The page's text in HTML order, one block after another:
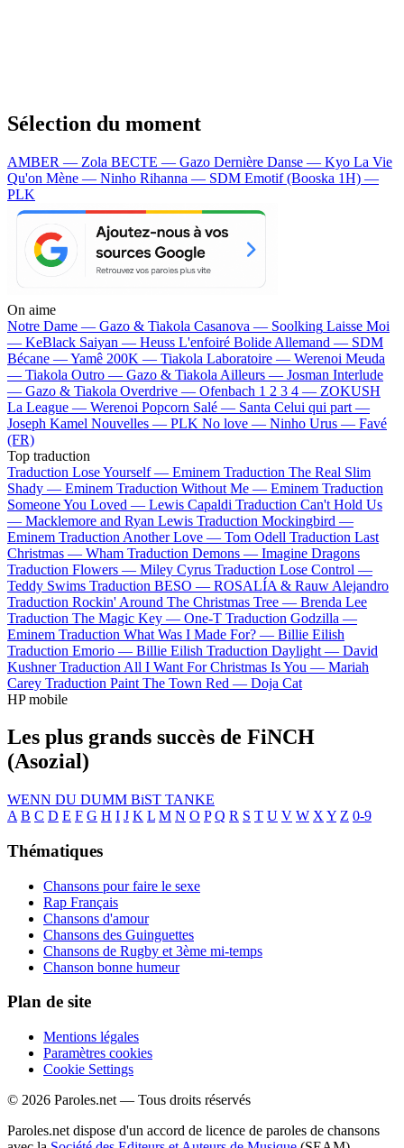
Sélection du moment
AMBER — Zola BECTE — Gazo Dernière Danse — Kyo La Vie
Qu'on Mène — Ninho Rihanna — SDM Emotif (Booska 1H) —
PLK
On aime
Notre Dame — Gazo & Tiakola Casanova — Soolking Laisse Moi
— KeBlack Saiyan — Heuss L'enfoiré Bolide Allemand — SDM
Bécane —Yamê 200K — Tiakola Laboratoire — Werenoi Meuda
— Tiakola Outro — Gazo & Tiakola Ailleurs — Josman Interlude
— Gazo & Tiakola Overdrive — Ofenbach 1 2 3 4 — ZOKUSH
La League — Werenoi Popcorn Salé — Santa Celui qui part —
Joseph Kamel Nouvelles — PLK No love — Ninho Urus — Favé
(FR)
Top traduction
Traduction Lose Yourself — Eminem Traduction The Real Slim
Shady — Eminem Traduction Without Me — Eminem Traduction
Someone You Loved — Lewis Capaldi Traduction Can't Hold Us
— Macklemore and Ryan Lewis Traduction Mockingbird —
Eminem Traduction Another Love — Tom Odell Traduction Last
Christmas — Wham Traduction Demons — Imagine Dragons
Traduction Flowers — Miley Cyrus Traduction Lose Control —
Teddy Swims Traduction BESO — ROSALÍA & Rauw Alejandro
Traduction Rockin' Around The Christmas Tree — Brenda Lee
Traduction The Magic Key — One-T Traduction Godzilla —
Eminem Traduction What Was I Made For? — Billie Eilish
Traduction Emorio — Billie Eilish Traduction Daylight — David
Kushner Traduction All I Want For Christmas Is You — Mariah
Carey Traduction Paint The Town Red — Doja Cat
HP mobile
Les plus grands succès de FiNCH
(Asozial)
WENN DU DUMM BiST TANKE
A B C D E F G H I J K L M N O P Q R S T U V W X Y Z 0-9
Thématiques
Chansons pour faire le sexe
Rap Français
Chansons d'amour
Chansons des Guinguettes
Chansons de Rugby et 3ème mi-temps
Chanson bonne humeur
Plan de site
Mentions légales
Paramètres cookies
Cookie Settings
© 2026 Paroles.net — Tous droits réservés
Paroles.net dispose d'un accord de licence de paroles de chansons